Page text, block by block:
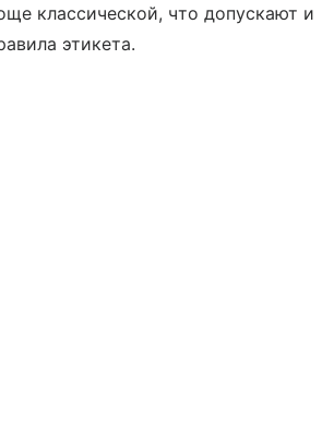
классической, что допускают и
этикета.